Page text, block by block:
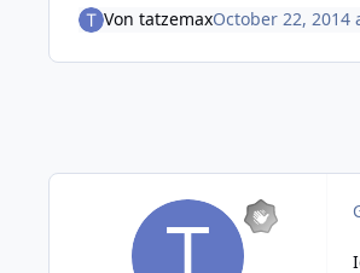
Von tatzemaxOctober 22, 2014